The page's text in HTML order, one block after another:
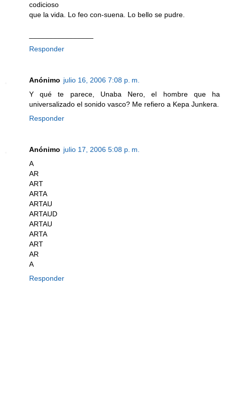
codicioso
que la vida. Lo feo con-suena. Lo bello se pudre.
Responder
Anónimo julio 16, 2006 7:08 p. m.
Y qué te parece, Unaba Nero, el hombre que ha
universalizado el sonido vasco? Me refiero a Kepa Junkera.
Responder
Anónimo julio 17, 2006 5:08 p. m.
A
AR
ART
ARTA
ARTAU
ARTAUD
ARTAU
ARTA
ART
AR
A
Responder